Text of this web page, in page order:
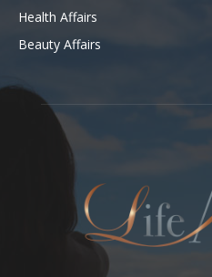
Health Affairs
Beauty Affairs